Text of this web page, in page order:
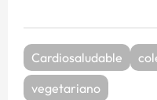
Cardiosaludable
vegetariano